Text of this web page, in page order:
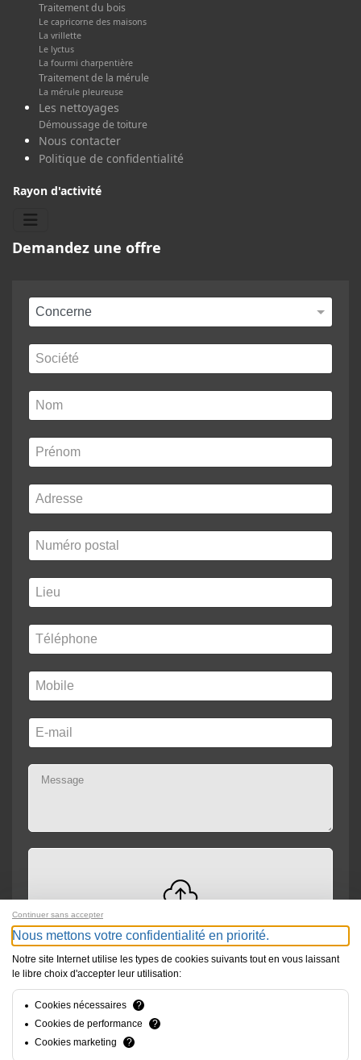
Traitement du bois
Le capricorne des maisons
La vrillette
Le lyctus
La fourmi charpentière
Traitement de la mérule
La mérule pleureuse
Les nettoyages
Démoussage de toiture
Nous contacter
Politique de confidentialité
Rayon d'activité
Demandez une offre
Drag and drop files here or
Max file size: 300MB
Continuer sans accepter
Nous mettons votre confidentialité en priorité.
Notre site Internet utilise les types de cookies suivants tout en vous laissant
le libre choix d'accepter leur utilisation:
Cookies nécessaires
?
Cookies de performance
?
Cookies marketing
?